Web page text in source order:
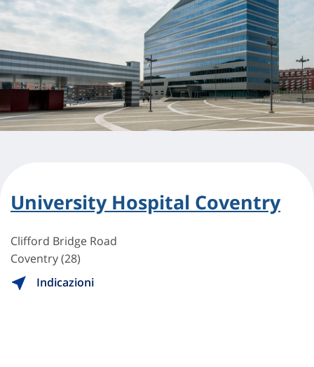
University Hospital Coventry
Clifford Bridge Road
Coventry (28)
Indicazioni